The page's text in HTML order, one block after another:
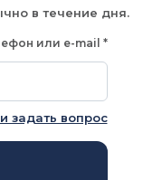
в течение дня.
или e-mail *
задать вопрос